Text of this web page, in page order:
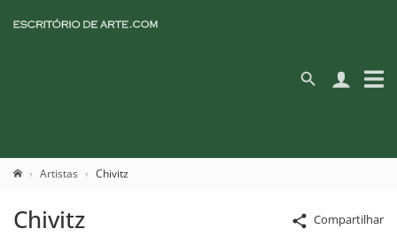
Artistas Chivitz
Compartilhar
Chivitz